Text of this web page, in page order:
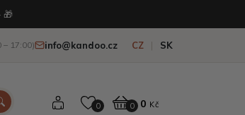
🎁
– 17:00) info@kandoo.cz CZ SK
0 0 0 Kč